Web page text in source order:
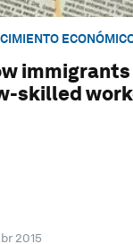
skilled
2015